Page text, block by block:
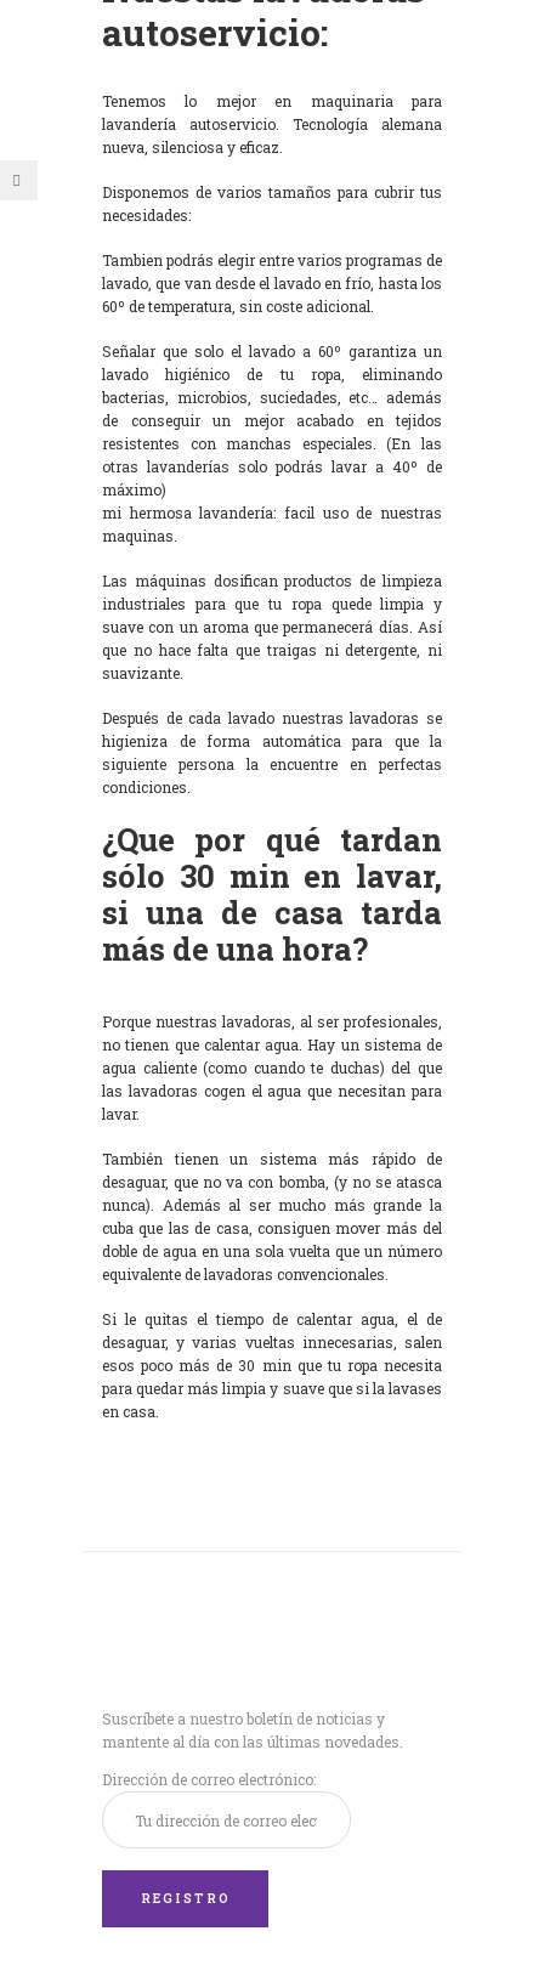
autoservicio:
Tenemos lo mejor en maquinaria para
lavandería autoservicio. Tecnología alemana
nueva, silenciosa y eficaz.
Disponemos de varios tamaños para cubrir tus
necesidades:
Tambien podrás elegir entre varios programas de
lavado, que van desde el lavado en frío, hasta los
60º de temperatura, sin coste adicional.
Señalar que solo el lavado a 60º garantiza un
lavado higiénico de tu ropa, eliminando
bacterias, microbios, suciedades, etc… además
de conseguir un mejor acabado en tejidos
resistentes con manchas especiales. (En las
otras lavanderías solo podrás lavar a 40º de
máximo)
mi hermosa lavandería: facil uso de nuestras
maquinas.
Las máquinas dosifican productos de limpieza
industriales para que tu ropa quede limpia y
suave con un aroma que permanecerá días. Así
que no hace falta que traigas ni detergente, ni
suavizante.
Después de cada lavado nuestras lavadoras se
higieniza de forma automática para que la
siguiente persona la encuentre en perfectas
condiciones.
¿Que por qué tardan
sólo 30 min en lavar,
si una de casa tarda
más de una hora?
Porque nuestras lavadoras, al ser profesionales,
no tienen que calentar agua. Hay un sistema de
agua caliente (como cuando te duchas) del que
las lavadoras cogen el agua que necesitan para
lavar.
También tienen un sistema más rápido de
desaguar, que no va con bomba, (y no se atasca
nunca). Además al ser mucho más grande la
cuba que las de casa, consiguen mover más del
doble de agua en una sola vuelta que un número
equivalente de lavadoras convencionales.
Si le quitas el tiempo de calentar agua, el de
desaguar, y varias vueltas innecesarias, salen
esos poco más de 30 min que tu ropa necesita
para quedar más limpia y suave que si la lavases
en casa.
Suscríbete a nuestro boletín de noticias y
mantente al día con las últimas novedades.
Dirección de correo electrónico: